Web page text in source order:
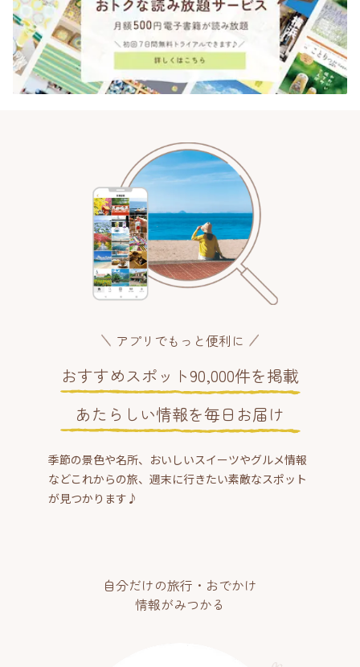
アプリでもっと便利に
おすすめスポット90,000件を掲載
あたらしい情報を毎日お届け
季節の景色や名所、おいしいスイーツやグルメ情報
などこれからの旅、週末に行きたい素敵なスポット
が見つかります♪
自分だけの旅行・おでかけ
情報がみつかる